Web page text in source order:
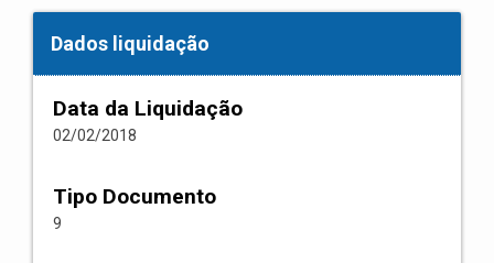
Dados liquidação
Data da Liquidação
02/02/2018
Tipo Documento
9